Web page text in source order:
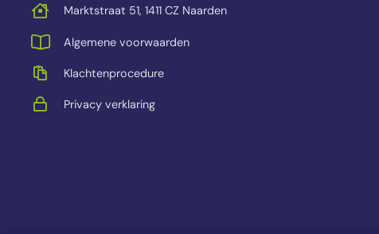
Marktstraat 51, 1411 CZ Naarden
Algemene voorwaarden
Klachtenprocedure
Privacy verklaring